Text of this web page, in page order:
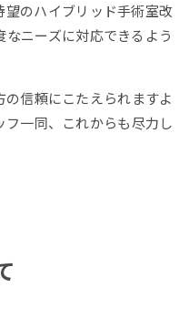
のハイブリッド手術室改
ニーズに対応できるよう
信頼にこたえられますよ
一同、これからも尽力し